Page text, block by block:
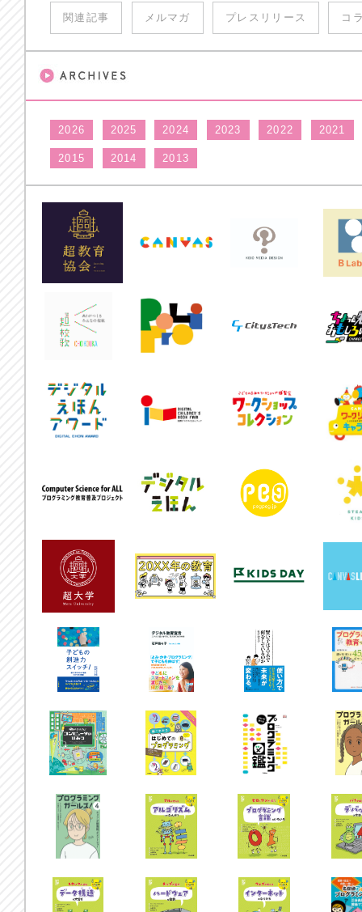
関連記事 メルマガ プレスリリース コ
2026 2025 2024 2023 2022 2021
2015 2014 2013